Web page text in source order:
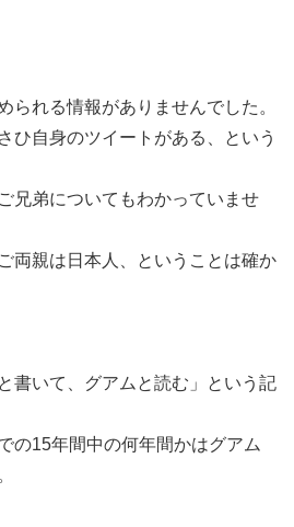
られる情報がありませんでした。
ひ自身のツイートがある、という
兄弟についてもわかっていませ
両親は日本人、ということは確か
書いて、グアムと読む」という記
の15年間中の何年間かはグアム